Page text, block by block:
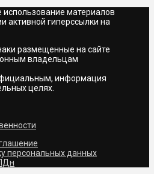
материалов
активной гиперссылки на
размещенные на сайте
владельцам
информация
целях.
персональных данных